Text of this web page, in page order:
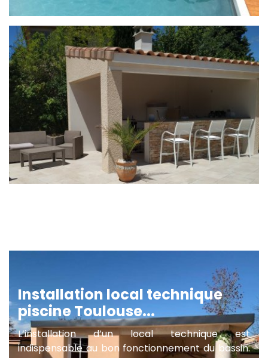
Installation local technique
piscine Toulouse...
L’installation d’un local technique est
indispensable au bon fonctionnement du bassin.